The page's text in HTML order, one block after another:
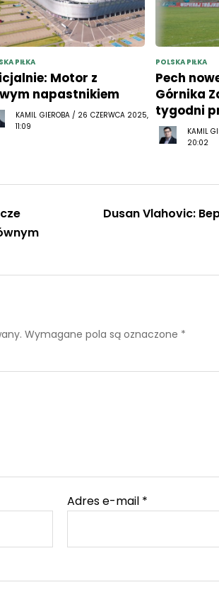
PIŁKA
Motor z
napastnikiem
KAMIL GIEROBA / 26 CZERWCA 2025,
11:09
POLSKA PIŁKA
Pech
Górnika
tygodni
KAMIL
20:02
Dusan Vlahovic:
Wymagane pola są oznaczone *
Adres e-mail *